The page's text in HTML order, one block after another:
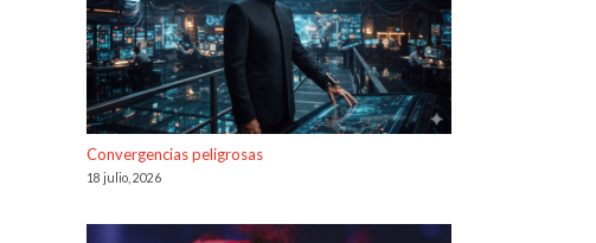
Convergencias peligrosas
18 julio, 2026